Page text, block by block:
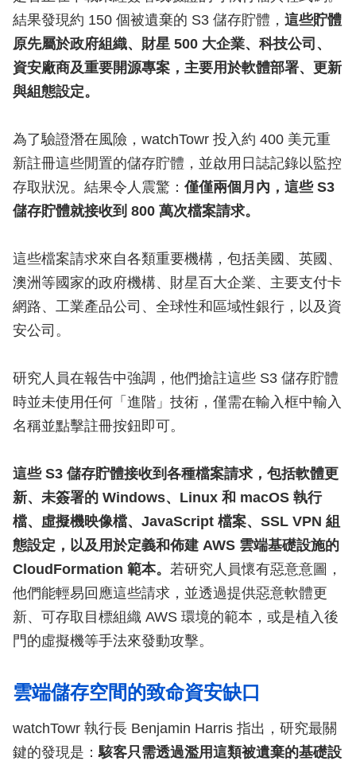
結果發現約 150 個被遺棄的 S3 儲存貯體， 這些貯體
原先屬於政府組織、財星 500 大企業、科技公司、
資安廠商及重要開源專案，主要用於軟體部署、更新
與組態設定。
為了驗證潛在風險，watchTowr 投入約 400 美元重
新註冊這些閒置的儲存貯體，並啟用日誌記錄以監控
存取狀況。結果令人震驚： 僅僅兩個月內，這些 S3
儲存貯體就接收到 800 萬次檔案請求。
這些檔案請求來自各類重要機構，包括美國、英國、
澳洲等國家的政府機構、財星百大企業、主要支付卡
網路、工業產品公司、全球性和區域性銀行，以及資
安公司。
研究人員在報告中強調，他們搶註這些 S3 儲存貯體
時並未使用任何「進階」技術，僅需在輸入框中輸入
名稱並點擊註冊按鈕即可。
這些 S3 儲存貯體接收到各種檔案請求，包括軟體更
新、未簽署的 Windows、Linux 和 macOS 執行
檔、虛擬機映像檔、JavaScript 檔案、SSL VPN 組
態設定，以及用於定義和佈建 AWS 雲端基礎設施的
CloudFormation 範本。 若研究人員懷有惡意意圖，
他們能輕易回應這些請求，並透過提供惡意軟體更
新、可存取目標組織 AWS 環境的範本，或是植入後
門的虛擬機等手法來發動攻擊。
雲端儲存空間的致命資安缺口
watchTowr 執行長 Benjamin Harris 指出，研究最關
鍵的發現是：駭客只需透過濫用這類被遺棄的基礎設